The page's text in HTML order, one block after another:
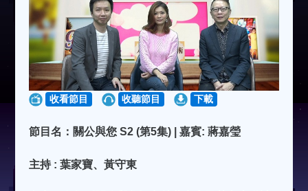
收看節目 收聽節目 下載
節目名：關公與您 S2 (第5集) | 嘉賓: 蔣嘉瑩
主持 : 葉家寶、黃守東